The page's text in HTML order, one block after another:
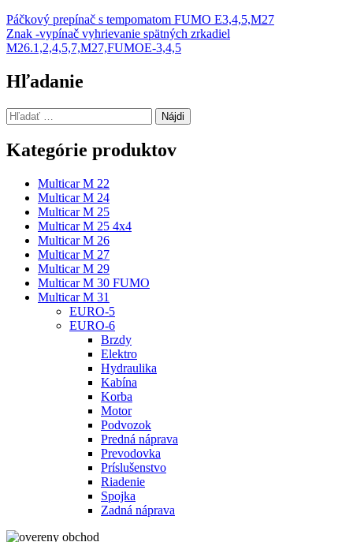
Navigácia
v
Páčkový prepínač s tempomatom FUMO E3,4,5,M27
Znak -vypínač vyhrievanie spätných zrkadiel
M26.1,2,4,5,7,M27,FUMOE-3,4,5
Hľadanie
Hľadať:
Kategórie produktov
Multicar M 22
Multicar M 24
Multicar M 25
Multicar M 25 4x4
Multicar M 26
Multicar M 27
Multicar M 29
Multicar M 30 FUMO
Multicar M 31
EURO-5
EURO-6
Brzdy
Elektro
Hydraulika
Kabína
Korba
Motor
Podvozok
Predná náprava
Prevodovka
Príslušenstvo
Riadenie
Spojka
Zadná náprava